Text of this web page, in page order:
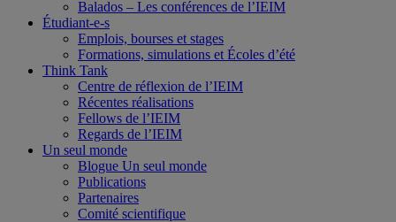
Balados – Les conférences de l’IEIM
Étudiant-e-s
Emplois, bourses et stages
Formations, simulations et Écoles d’été
Think Tank
Centre de réflexion de l’IEIM
Récentes réalisations
Fellows de l’IEIM
Regards de l’IEIM
Un seul monde
Blogue Un seul monde
Publications
Partenaires
Comité scientifique